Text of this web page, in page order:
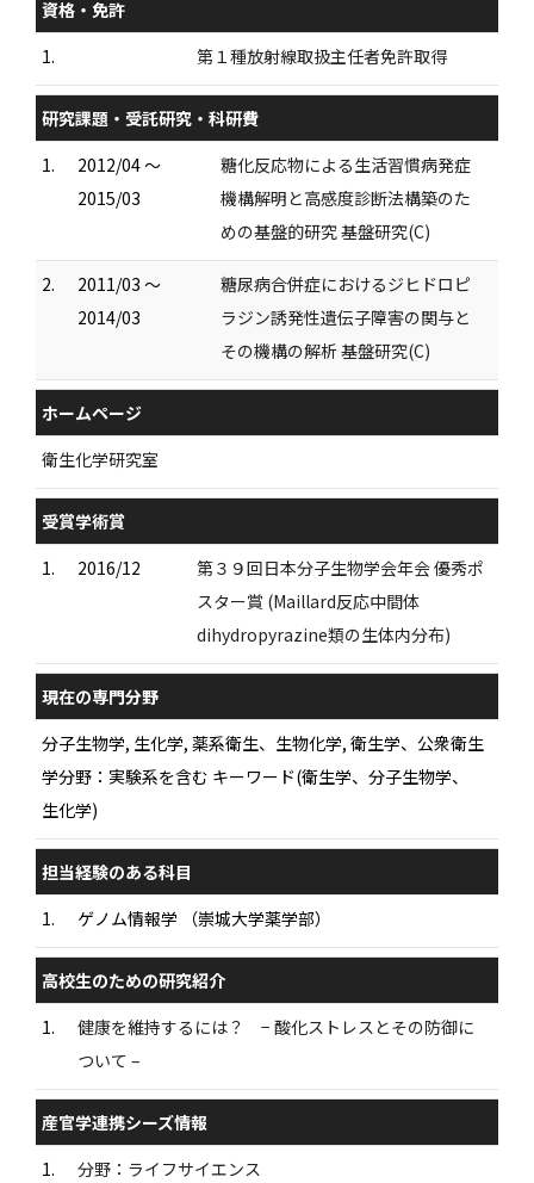
資格・免許
1.
第１種放射線取扱主任者免許取得
研究課題・受託研究・科研費
1.
2012/04 ～
2015/03
糖化反応物による生活習慣病発症
機構解明と高感度診断法構築のた
めの基盤的研究 基盤研究(C)
2.
2011/03 ～
2014/03
糖尿病合併症におけるジヒドロピ
ラジン誘発性遺伝子障害の関与と
その機構の解析 基盤研究(C)
ホームページ
衛生化学研究室
受賞学術賞
1.
2016/12
第３９回日本分子生物学会年会 優秀ポ
スター賞 (Maillard反応中間体
dihydropyrazine類の生体内分布)
現在の専門分野
分子生物学, 生化学, 薬系衛生、生物化学, 衛生学、公衆衛生
学分野：実験系を含む キーワード(衛生学、分子生物学、
生化学)
担当経験のある科目
1.
ゲノム情報学 （崇城大学薬学部）
高校生のための研究紹介
1.
健康を維持するには？ − 酸化ストレスとその防御に
ついて –
産官学連携シーズ情報
1.
分野：ライフサイエンス